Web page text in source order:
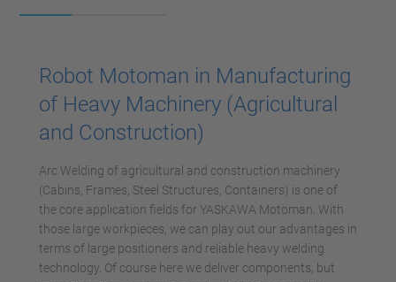
Robot Motoman in Manufacturing
of Heavy Machinery (Agricultural
and Construction)
Arc Welding of agricultural and construction machinery
(Cabins, Frames, Steel Structures, Containers) is one of
the core application fields for YASKAWA Motoman. With
those large workpieces, we can play out our advantages in
terms of large positioners and reliable heavy welding
technology. Of course here we deliver components, but